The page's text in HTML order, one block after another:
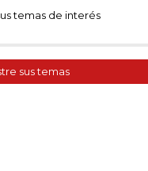
temas de interés
sus temas